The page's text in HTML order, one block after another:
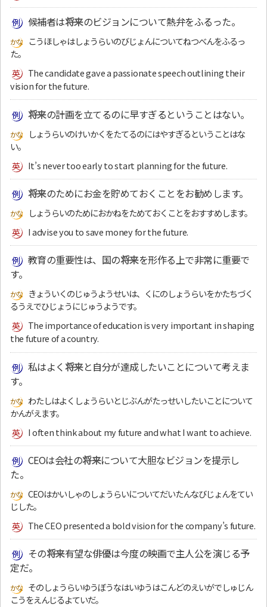
候補者は将来のビジョンについて熱弁をふるった。
こうほしゃはしょうらいのびじょんについてねつべんをふるっ
た。
The candidate gave a passionate speech outlining their
vision for the future.
将来の計画を立てるのに早すぎるということはない。
しょうらいのけいかくをたてるのにはやすぎるということはな
い。
It’s never too early to start planning for the future.
将来のためにお金を貯めておくことをお勧めします。
しょうらいのためにおかねをためておくことをおすすめします。
I advise you to save money for the future.
教育の重要性は、国の将来を形作る上で非常に重要で
す。
きょういくのじゅうようせいは、くにのしょうらいをかたちづく
るうえでひじょうにじゅうようです。
The importance of education is very important in shaping
the future of a country.
私はよく 将来と自分が達成したいことについて考えま
す。
わたしはよくしょうらいとじぶんがたっせいしたいことについて
かんがえます。
I often think about my future and what I want to achieve.
CEOは会社の将来について大胆なビジョンを提示し
た。
CEOはかいしゃのしょうらいについてだいたんなびじょんをてい
じした。
The CEO presented a bold vision for the company’s future.
その将来有望な俳優は今度の映画で主人公を演じる予
定だ。
そのしょうらいゆうぼうなはいゆうはこんどのえいがでしゅじん
こうをえんじるよていだ。